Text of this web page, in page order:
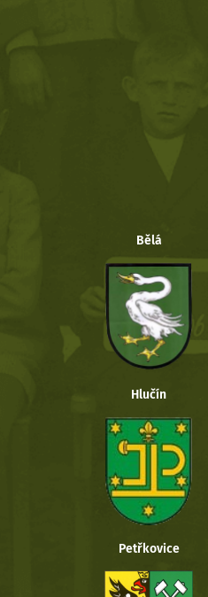
Bělá
Hlučín
Petřkovice